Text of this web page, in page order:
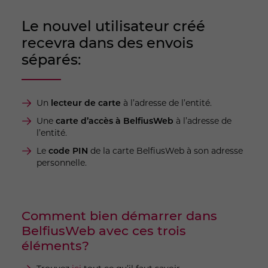
page.
Définissez les accès dont chaque utilisateur peut
disposer:accès standards
Le nouvel utilisateur créé
recevra dans des envois
séparés:
Un lecteur de carte à l’adresse de l’entité.
Une carte d’accès à BelfiusWeb à l’adresse de
l’entité.
Le code PIN de la carte BelfiusWeb à son adresse
personnelle.
Comment bien démarrer dans
BelfiusWeb avec ces trois
éléments?